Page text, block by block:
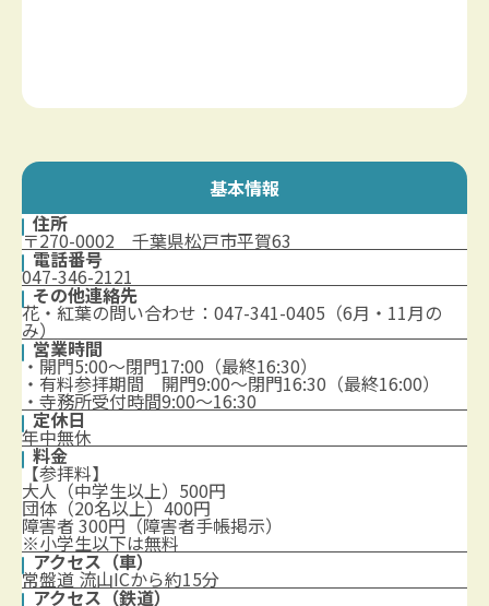
基本情報
住所
〒270-0002 千葉県松戸市平賀63
電話番号
047-346-2121
その他連絡先
花・紅葉の問い合わせ：047-341-0405（6月・11月の
み）
営業時間
・開門5:00～閉門17:00（最終16:30）
・有料参拝期間 開門9:00～閉門16:30（最終16:00）
・寺務所受付時間9:00～16:30
定休日
年中無休
料金
【参拝料】
大人（中学生以上）500円
団体（20名以上）400円
障害者 300円（障害者手帳掲示）
※小学生以下は無料
アクセス（車）
常盤道 流山ICから約15分
アクセス（鉄道）